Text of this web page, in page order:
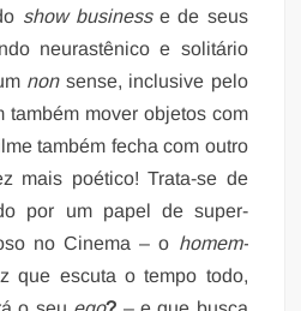
show businesse de seus
neurastênico e solitário
non sense, inclusive pelo
também mover objetos com
também fecha com outro
mais poético! Trata-se de
por um papel de super-
no Cinema – o homem-
que escuta o tempo todo,